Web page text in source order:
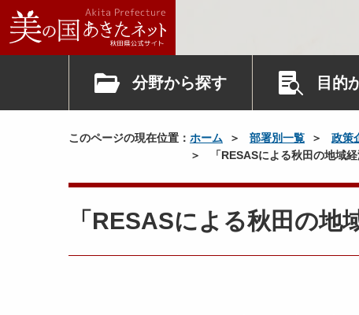
分野から探す 目的
このページの現在位置： ホーム 部署別一覧 政策
「RESASによる秋田の地域
「RESASによる秋田の地